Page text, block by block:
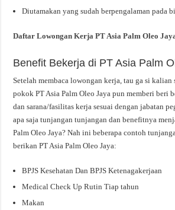
Diutamakan yang sudah berpengalaman pada
Daftar Lowongan Kerja PT Asia Palm Oleo
Benefit Bekerja di PT Asia Palm
Setelah membaca lowongan kerja, tau ga si
pokok PT Asia Palm Oleo Jaya pun memberi beri
dan sarana/fasilitas kerja sesuai dengan jabatan
apa saja tunjangan tunjangan dan benefitnya
Palm Oleo Jaya? Nah ini beberapa contoh
berikan PT Asia Palm Oleo Jaya:
BPJS Kesehatan Dan BPJS Ketenagakerjaan
Medical Check Up Rutin Tiap tahun
Makan